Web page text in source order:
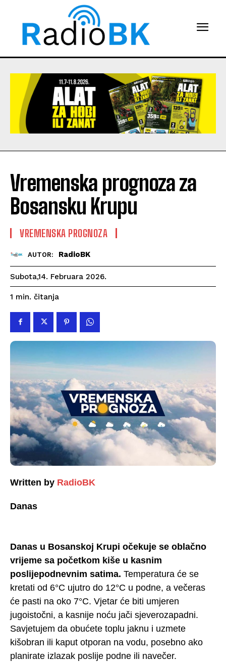
Vremenska prognoza za
Bosansku Krupu
VREMENSKA PROGNOZA
AUTOR: RadioBK
Subota,14. Februara 2026.
1 min. čitanja
Written by RadioBK
Danas
Danas u Bosanskoj Krupi očekuje se oblačno
vrijeme sa početkom kiše u kasnim
poslijepodnevnim satima. Temperatura će se
kretati od 6°C ujutro do 12°C u podne, a večeras
će pasti na oko 7°C. Vjetar će biti umjeren
jugoistočni, a kasnije noću jači sjeverozapadni.
Savjetujem da obućete toplu jaknu i uzmete
kišobran ili kaput otporan na vodu, posebno ako
planirate izlazak poslije podne ili navečer.